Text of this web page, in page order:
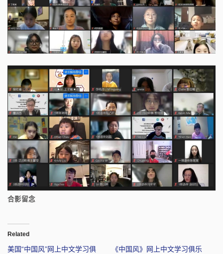
合影留念
Related
美国“中国风”网上中文学习俱
《中国风》网上中文学习俱乐